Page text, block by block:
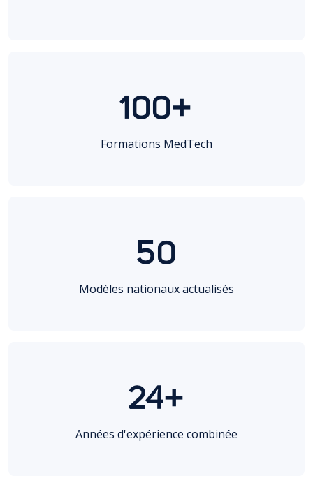
100+
Formations MedTech
50
Modèles nationaux actualisés
24+
Années d'expérience combinée